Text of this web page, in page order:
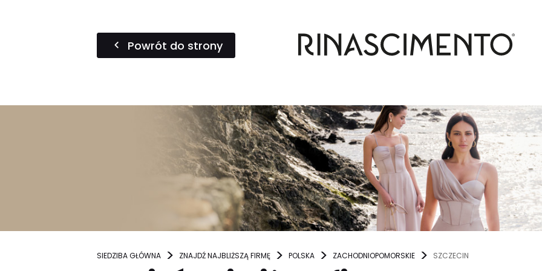
Powrót do strony
SIEDZIBA GŁÓWNA ZNAJDŹ NAJBLIŻSZĄ FIRMĘ POLSKA ZACHODNIOPOMORSKIE SZCZECIN